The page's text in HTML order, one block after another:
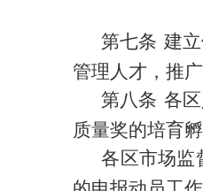
第七条 建
管理人才，推
第八条 各区
质量奖的培育
各区市场监